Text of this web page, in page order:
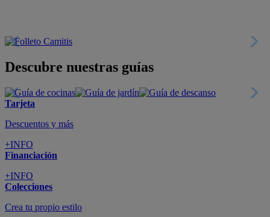
Descubre nuestras guías
Tarjeta
Descuentos y más
+INFO
Financiación
+INFO
Colecciones
Crea tu propio estilo